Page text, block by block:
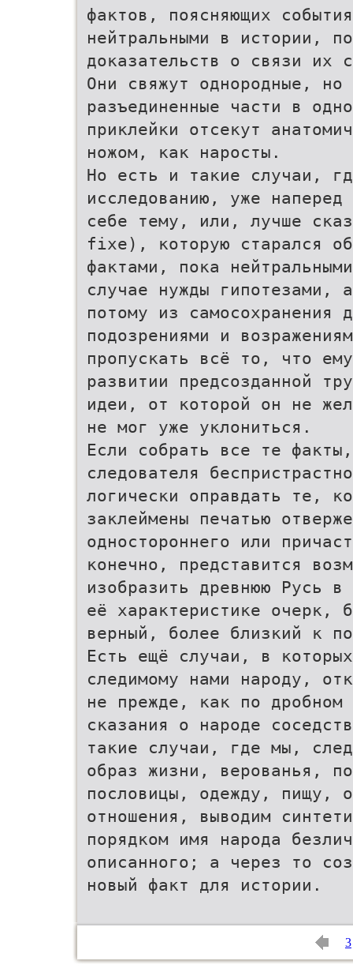
фактов, поясняющих
нейтральными в истории,
доказательств о связи их
Они свяжут однородные, но
разъединенные части в
приклейки отсекут
ножом, как наросты.
Но есть и такие случаи,
исследованию, уже наперед
себе тему, или, лучше
fixe), которую старался
фактами, пока
случае нужды гипотезами, а
потому из самосохранения
подозрениями и
пропускать всё то, что
развитии предсозданной
идеи, от которой он не
не мог уже уклониться.
Если собрать все те
следователя
логически оправдать те,
заклеймены печатью
одностороннего или
конечно, представится
изобразить древнюю Русь
её характеристике очерк,
верный, более близкий к
Есть ещё случаи, в
следимому нами народу,
не прежде, как по дробном
сказания о народе
такие случаи, где мы,
образ жизни, верованья,
пословицы, одежду, пищу,
отношения, выводим
порядком имя народа
описанного; а через то
новый факт для истории.
3